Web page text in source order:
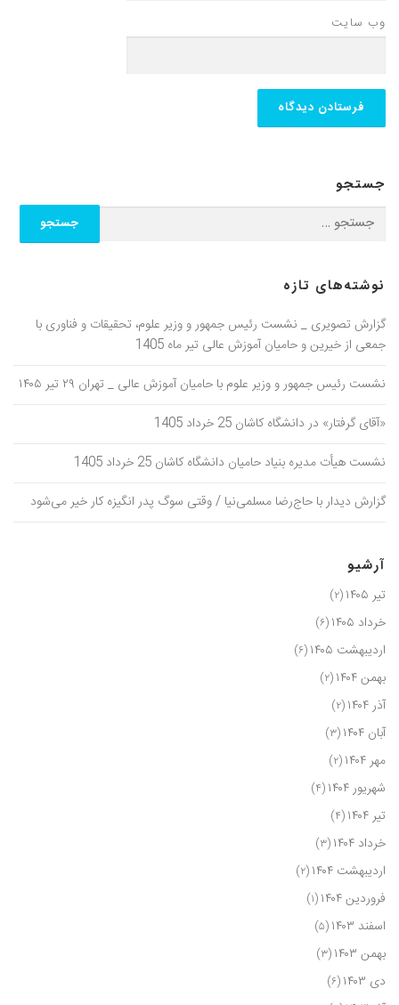
وب‌ سایت
جستجو
نوشته‌های تازه
گزارش تصویری _ نشست رئیس جمهور و وزیر علوم، تحقیقات و فناوری با
جمعی از خیرین و حامیان آموزش عالی تیر ماه 1405
نشست رئیس جمهور و وزیر علوم با حامیان آموزش عالی _ تهران ۲۹ تیر ۱۴۰۵
«آقای گرفتار» در دانشگاه کاشان 25 خرداد 1405
نشست هیأت مدیره بنیاد حامیان دانشگاه کاشان 25 خرداد 1405
گزارش دیدار با حاج‌رضا مسلمی‌نیا / وقتی سوگ پدر انگیزه کار خیر می‌شود
آرشیو
تیر ۱۴۰۵ (۲)
خرداد ۱۴۰۵ (۶)
اردیبهشت ۱۴۰۵ (۶)
بهمن ۱۴۰۴ (۲)
آذر ۱۴۰۴ (۲)
آبان ۱۴۰۴ (۳)
مهر ۱۴۰۴ (۲)
شهریور ۱۴۰۴ (۴)
تیر ۱۴۰۴ (۴)
خرداد ۱۴۰۴ (۳)
اردیبهشت ۱۴۰۴ (۲)
فروردین ۱۴۰۴ (۱)
اسفند ۱۴۰۳ (۵)
بهمن ۱۴۰۳ (۳)
دی ۱۴۰۳ (۶)